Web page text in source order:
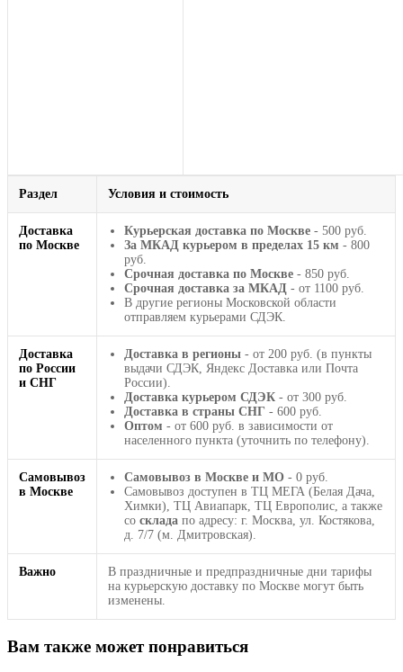
Раздел Условия и стоимость
Доставка
по Москве
Курьерская доставка по Москве - 500 руб.
За МКАД курьером в пределах 15 км - 800
руб.
Срочная доставка по Москве - 850 руб.
Срочная доставка за МКАД - от 1100 руб.
В другие регионы Московской области
отправляем курьерами СДЭК.
Доставка
по России
и СНГ
Доставка в регионы - от 200 руб. (в пункты
выдачи СДЭК, Яндекс Доставка или Почта
России).
Доставка курьером СДЭК - от 300 руб.
Доставка в страны СНГ - 600 руб.
Оптом - от 600 руб. в зависимости от
населенного пункта (уточнить по телефону).
Самовывоз
в Москве
Самовывоз в Москве и МО - 0 руб.
Самовывоз доступен в ТЦ МЕГА (Белая Дача,
Химки), ТЦ Авиапарк, ТЦ Европолис, а также
со склада по адресу: г. Москва, ул. Костякова,
д. 7/7 (м. Дмитровская).
Важно
В праздничные и предпраздничные дни тарифы
на курьерскую доставку по Москве могут быть
изменены.
Вам также может понравиться